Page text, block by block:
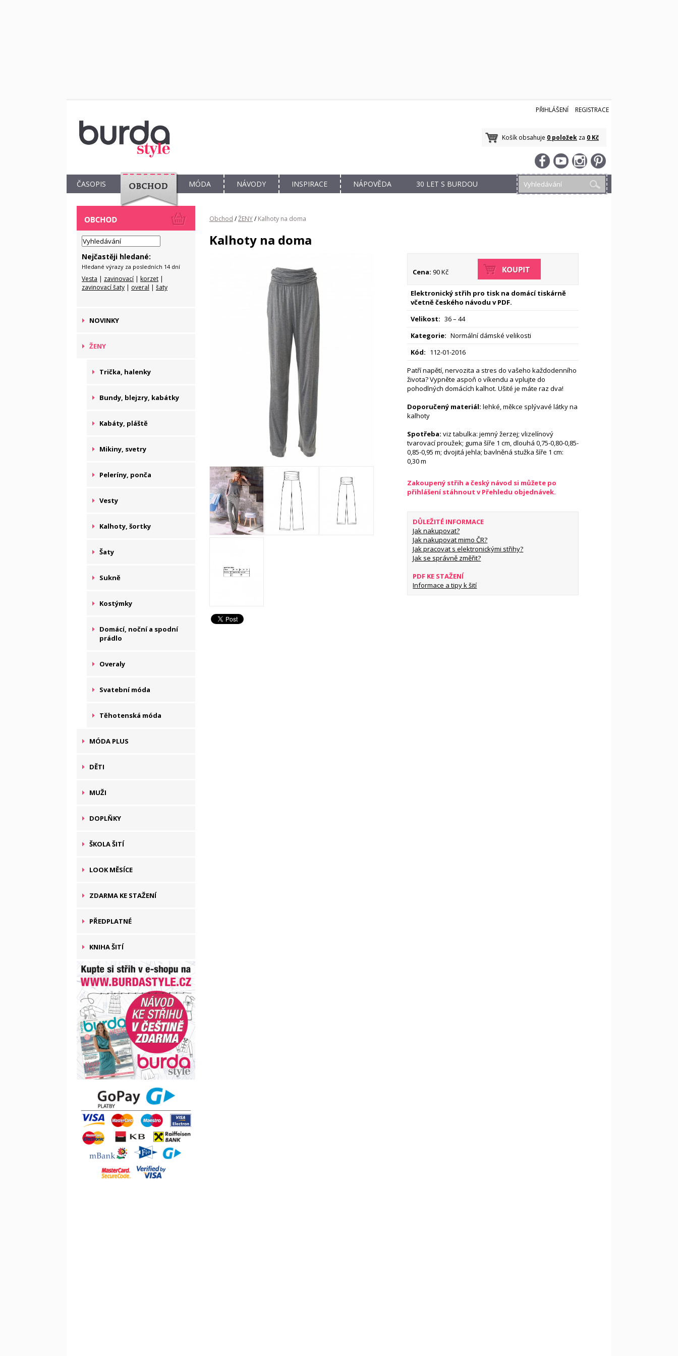
PŘIHLÁŠENÍ REGISTRACE
Košík obsahuje 0 položek za 0 Kč
ČASOPIS
OBCHOD
MÓDA NÁVODY INSPIRACE NÁPOVĚDA 30 LET S BURDOU
Nejčastěji hledané:
Hledané výrazy za posledních 14 dní
Vesta | zavinovací | korzet |
zavinovací šaty | overal | šaty
NOVINKY
ŽENY
Trička, halenky
Bundy, blejzry, kabátky
Kabáty, pláště
Mikiny, svetry
Peleríny, ponča
Vesty
Kalhoty, šortky
Šaty
Sukně
Kostýmky
Domácí, noční a spodní
prádlo
Overaly
Svatební móda
Těhotenská móda
MÓDA PLUS
DĚTI
MUŽI
DOPLŇKY
ŠKOLA ŠITÍ
LOOK MĚSÍCE
ZDARMA KE STAŽENÍ
PŘEDPLATNÉ
KNIHA ŠITÍ
Obchod /ŽENY/ Kalhoty na doma
Kalhoty na doma
Cena: 90 Kč
Elektronický střih pro tisk na domácí tiskárně
včetně českého návodu v PDF.
Velikost: 36 – 44
Kategorie: Normální dámské velikosti
Kód: 112-01-2016
Patří napětí, nervozita a stres do vašeho každodenního
života? Vypněte aspoň o víkendu a vplujte do
pohodlných domácích kalhot. Ušité je máte raz dva!
Doporučený materiál: lehké, měkce splývavé látky na
kalhoty
Spotřeba: viz tabulka: jemný žerzej; vlizelínový
tvarovací proužek; guma šíře 1 cm, dlouhá 0,75-0,80-0,85-
0,85-0,95 m; dvojitá jehla; bavlněná stužka šíře 1 cm:
0,30 m
Zakoupený střih a český návod si můžete po
přihlášení stáhnout v Přehledu objednávek.
DŮLEŽITÉ INFORMACE
Jak nakupovat?
Jak nakupovat mimo ČR?
Jak pracovat s elektronickými střihy?
Jak se správně změřit?
PDF KE STAŽENÍ
Informace a tipy k šití